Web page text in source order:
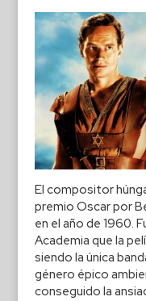
El compositor
premio Oscar por
en el año de 1960.
Academia que la
siendo la única
género épico
conseguido la